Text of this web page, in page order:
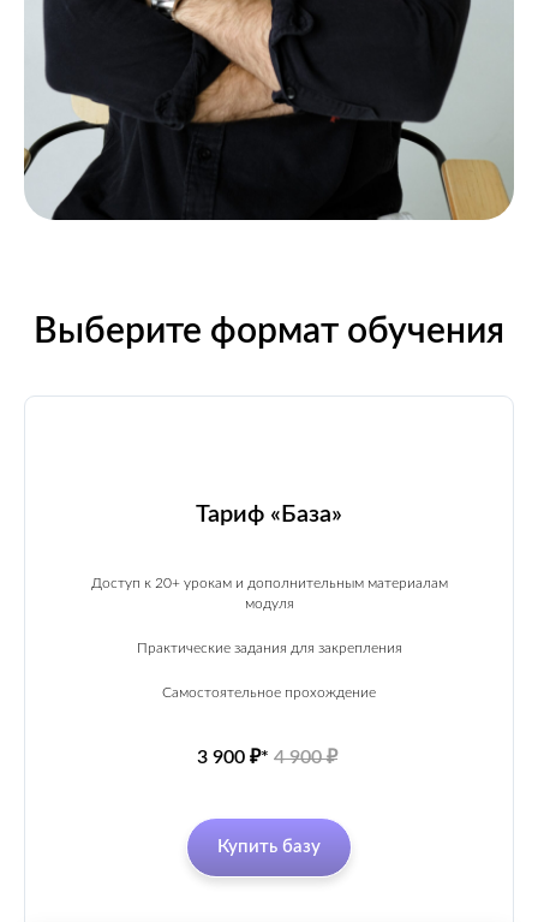
Выберите формат обучения
Тариф «База»
Доступ к 20+ урокам и дополнительным материалам
модуля
Практические задания для закрепления
Самостоятельное прохождение
3 900 ₽* 4 900 ₽
Купить базу
конфиденциальности
обработку ПД
ИНН: 504700647411
ОГРНИП: 323508100171816